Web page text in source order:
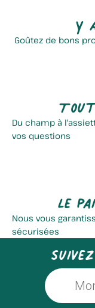
Y
Goûtez de bons
Du champ à
vos questions
Le
Nous vous
sécurisées